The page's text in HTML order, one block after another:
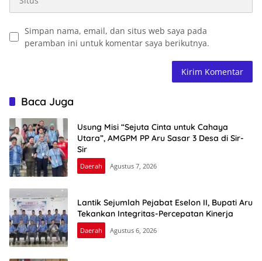
Simpan nama, email, dan situs web saya pada
peramban ini untuk komentar saya berikutnya.
Baca Juga
Usung Misi “Sejuta Cinta untuk Cahaya
Utara”, AMGPM PP Aru Sasar 3 Desa di Sir-
Sir
Daerah Agustus 7, 2026
Lantik Sejumlah Pejabat Eselon II, Bupati Aru
Tekankan Integritas-Percepatan Kinerja
Daerah Agustus 6, 2026